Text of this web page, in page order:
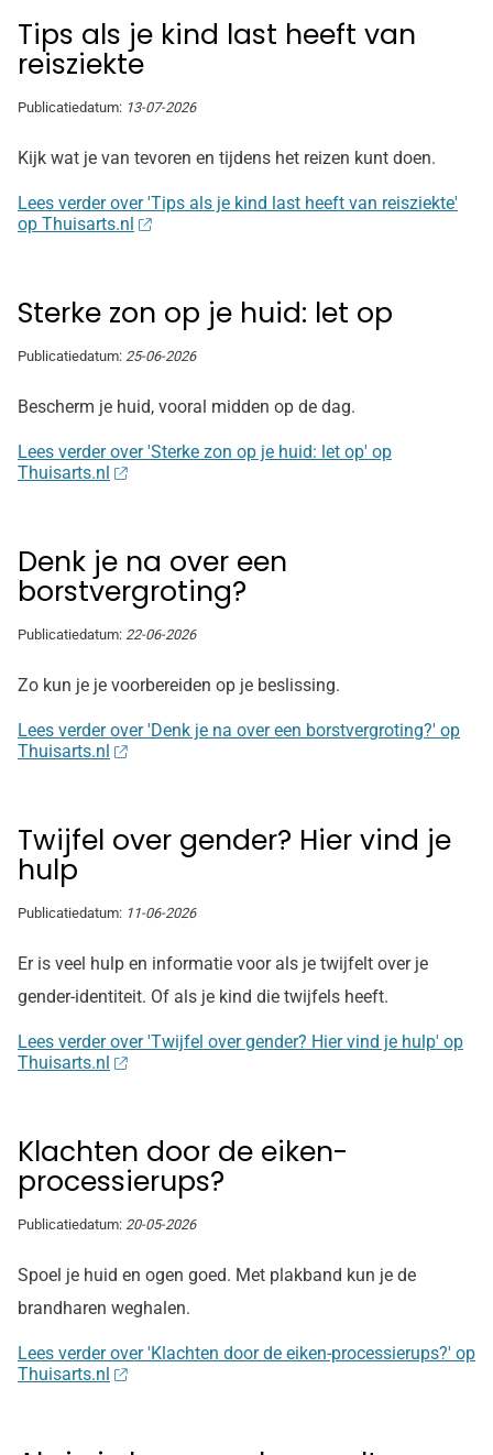
Tips als je kind last heeft van
reisziekte
Publicatiedatum: 13-07-2026
Kijk wat je van tevoren en tijdens het reizen kunt doen.
Lees verder over 'Tips als je kind last heeft van reisziekte'
op Thuisarts.nl
Sterke zon op je huid: let op
Publicatiedatum: 25-06-2026
Bescherm je huid, vooral midden op de dag.
Lees verder over 'Sterke zon op je huid: let op' op
Thuisarts.nl
Denk je na over een
borstvergroting?
Publicatiedatum: 22-06-2026
Zo kun je je voorbereiden op je beslissing.
Lees verder over 'Denk je na over een borstvergroting?' op
Thuisarts.nl
Twijfel over gender? Hier vind je
hulp
Publicatiedatum: 11-06-2026
Er is veel hulp en informatie voor als je twijfelt over je
gender-identiteit. Of als je kind die twijfels heeft.
Lees verder over 'Twijfel over gender? Hier vind je hulp' op
Thuisarts.nl
Klachten door de eiken-
processierups?
Publicatiedatum: 20-05-2026
Spoel je huid en ogen goed. Met plakband kun je de
brandharen weghalen.
Lees verder over 'Klachten door de eiken-processierups?' op
Thuisarts.nl